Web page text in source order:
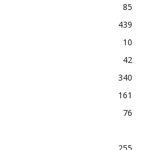
85
439
10
42
340
161
76
255